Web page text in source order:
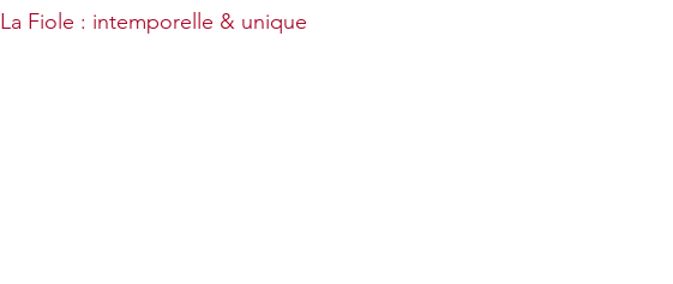
La Fiole : intemporelle & unique